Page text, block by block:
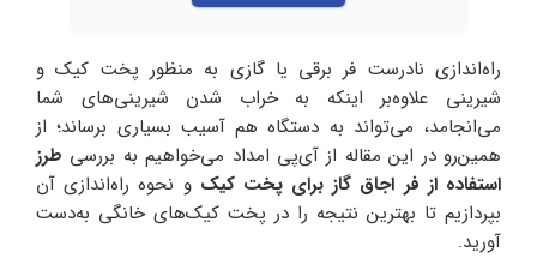
راه‌اندازی نادرست فر برقی یا گازی به منظور پخت کیک و
شیرینی علاوه‌بر اینکه به خراب شدن شیرینی‌های شما
می‌انجامد، می‌تواند به دستگاه هم آسیب بسیاری برساند؛ از
همین‌رو در این مقاله از آی‌پی امداد می‌خواهیم به بررسی طرز
استفاده از فر اجاق گاز برای پخت کیک و نحوه راه‌اندازی آن
بپردازیم تا بهترین نتیجه را در پخت کیک‌های خانگی به‌دست
آورید.